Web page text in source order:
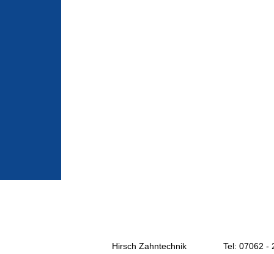
Hirsch Zahntechnik Tel: 07062 -